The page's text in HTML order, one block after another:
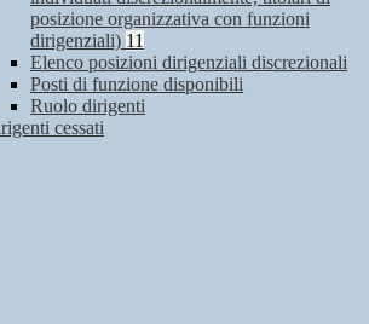
posizione organizzativa con funzioni
dirigenziali) 11
Elenco posizioni dirigenziali discrezionali
Posti di funzione disponibili
Ruolo dirigenti
cessati